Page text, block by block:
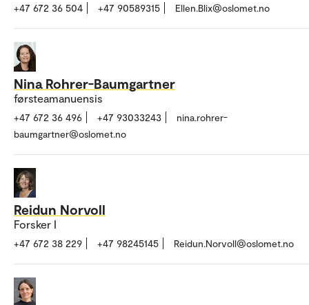
+47 672 36 504 +47 90589315 Ellen.Blix@oslomet.no
Nina Rohrer-Baumgartner
førsteamanuensis
+47 672 36 496 +47 93033243
nina.rohrer-
baumgartner@oslomet.no
Reidun Norvoll
Forsker I
+47 672 38 229 +47 98245145 Reidun.Norvoll@oslomet.no